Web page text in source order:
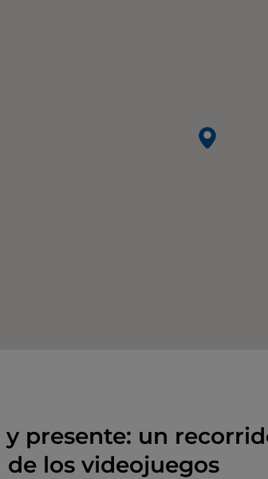
y presente: un
de los videojuegos